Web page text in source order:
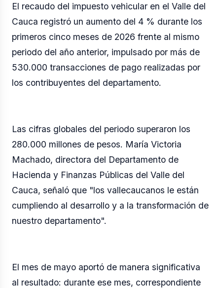
El recaudo del impuesto vehicular en el Valle del
Cauca registró un aumento del 4 % durante los
primeros cinco meses de 2026 frente al mismo
periodo del año anterior, impulsado por más de
530.000 transacciones de pago realizadas por
los contribuyentes del departamento.
Las cifras globales del periodo superaron los
280.000 millones de pesos. María Victoria
Machado, directora del Departamento de
Hacienda y Finanzas Públicas del Valle del
Cauca, señaló que "los vallecaucanos le están
cumpliendo al desarrollo y a la transformación de
nuestro departamento".
El mes de mayo aportó de manera significativa
al resultado: durante ese mes, correspondiente